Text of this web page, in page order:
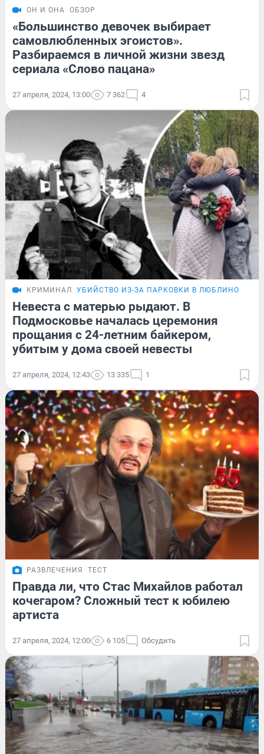
ОН И ОНА ОБЗОР
«Большинство девочек выбирает
самовлюбленных эгоистов».
Разбираемся в личной жизни звезд
сериала «Слово пацана»
27 апреля, 2024, 13:00 7 362 4
КРИМИНАЛ УБИЙСТВО ИЗ-ЗА ПАРКОВКИ В ЛЮБЛИНО
Невеста с матерью рыдают. В
Подмосковье началась церемония
прощания с 24-летним байкером,
убитым у дома своей невесты
27 апреля, 2024, 12:43 13 335 1
РАЗВЛЕЧЕНИЯ ТЕСТ
Правда ли, что Стас Михайлов работал
кочегаром? Сложный тест к юбилею
артиста
27 апреля, 2024, 12:00 6 105 Обсудить